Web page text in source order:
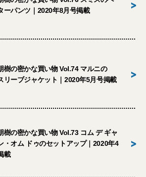
ーパンツ｜2020年8月号掲載
>
樹の密かな買い物 Vol.74 マルニの
リーブジャケット｜2020年5月号掲載
>
樹の密かな買い物 Vol.73 コム デ ギャ
・オム ドゥのセットアップ｜2020年4
載
>